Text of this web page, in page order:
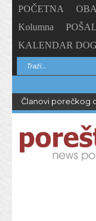
POČETNA
Kolumna
KALENDAR
Članovi porečkog